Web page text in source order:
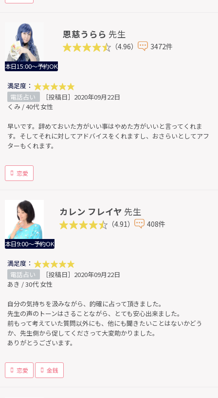
本日15:00～予約OK
恩慈うらら 先生
（4.96） 3472件
満足度：
電話占い
［投稿日］2020年09月22日
くみ / 40代 女性
早いです。辞めておいた方がいい事はやめた方がいいと言ってくれま
す。そしてそれに対してアドバイスをくれますし、おさらいとしてアフ
ターもくれます。
恋愛
本日9:00～予約OK
カレン フレイヤ 先生
（4.91） 408件
満足度：
電話占い
［投稿日］2020年09月22日
あき / 30代 女性
自分の気持ちを汲みながら、的確に占って頂きました。
先生の声のトーンはさることながら、とても安心出来ました。
前もって考えていた質問以外にも、他にも聞きたいことはないかどう
か、先生側から促してくださって大変助かりました。
ありがとうございます。
恋愛 金銭